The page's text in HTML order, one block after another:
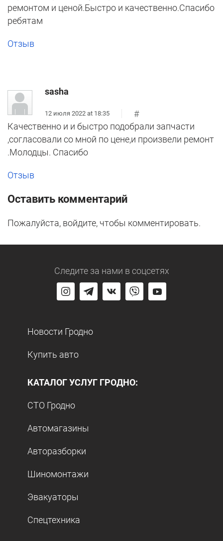
ремонтом и ценой.Быстро и качественно.Спасибо
ребятам
Отзыв
sasha
12 июля 2022 at 18:35
#
Качественно и и быстро подобрали запчасти
,согласовали со мной по цене,и произвели ремонт
.Молодцы. Спасибо
Отзыв
Оставить комментарий
Пожалуйста, войдите, чтобы комментировать.
Следите за нами в соцсетях
Новости Гродно
Купить авто
КАТАЛОГ УСЛУГ ГРОДНО:
СТО Гродно
Автомагазины
Авторазборки
Шиномонтажи
Эвакуаторы
Спецтехника